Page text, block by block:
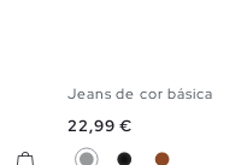
Jeans de cor básica
Preço
22,99 €
CinzentoPretoMarrom